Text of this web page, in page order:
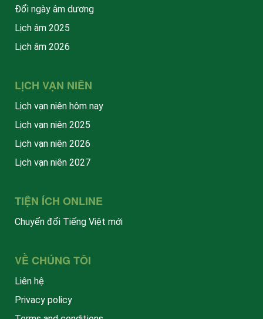
Đổi ngày âm dương
Lịch âm 2025
Lịch âm 2026
LỊCH VẠN NIÊN
Lịch vạn niên hôm nay
Lịch vạn niên 2025
Lịch vạn niên 2026
Lịch vạn niên 2027
TIỆN ÍCH ONLINE
Chuyển đổi Tiếng Việt mới
VỀ CHÚNG TÔI
Liên hệ
Privacy policy